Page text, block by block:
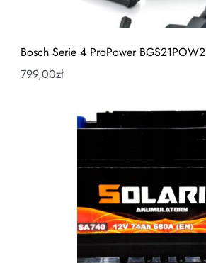
Bosch Serie 4 ProPower BGS21POW2
799,00zł